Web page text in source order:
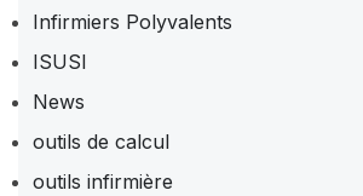
Infirmiers Polyvalents
ISUSI
News
outils de calcul
outils infirmière